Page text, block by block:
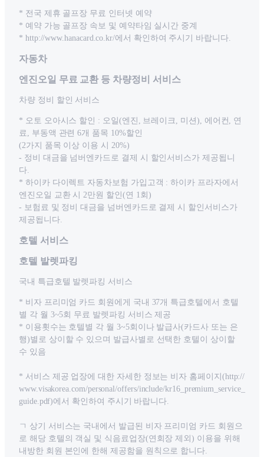
* 전국 제휴 골프장 무료 인터넷 예약
* 예약 가능 골프장 속보 및 예약타임 실시간 중계
* http://www.hanacard.co.kr/에서 확인하여 주시기 바랍니다.
자동차
엔진오일 무료 교환 등 차량정비 서비스
차량 정비 할인 서비스
* 오토 오아시스 할인 : 오일(엔진, 브레이크, 미션), 에어컨, 연
료, 부동액 관련 6개 품목 10%할인
(2가지 품목 이상 이용 시 20%)
- 정비 대금을 넘버엔카드로 결제 시 할인서비스가 제공됩니
다.
* 하이카 다이렉트 자동차보험 가입고객 : 하이카 프라자에서
엔진오일 교환 시 2만원 할인(연 1회)
- 보험료 및 정비 대금을 넘버엔카드로 결제 시 할인서비스가
제공됩니다.
호텔 서비스
호텔 발렛파킹
국내 특급호텔 발렛파킹 서비스
* 비자 프리미엄 카드 회원에게 국내 37개 특급호텔에서 호텔
별 각 월 3~5회 무료 발렛파킹 서비스 제공
* 이용횟수는 호텔별 각 월 3~5회이나 발급사(카드사 또는 은
행)별로 상이할 수 있으며 발급사별로 선택한 호텔이 상이할
수 있음
* 서비스 제공 업장에 대한 자세한 정보는 비자 홈페이지(http://
www.visakorea.com/personal/offers/include/kr16_premium_service_
guide.pdf)에서 확인하여 주시기 바랍니다.
ㄱ 상기 서비스는 국내에서 발급된 비자 프리미엄 카드 회원으
로 해당 호텔의 객실 및 식음료업장(연회장 제외) 이용을 위해
내방한 회원 본인에 한해 제공함을 원칙으로 합니다.